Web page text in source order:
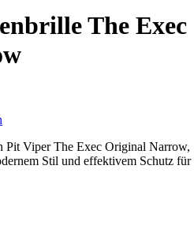
The Exec
Pit Viper The Exec Original Narrow,
Stil und effektivem Schutz für